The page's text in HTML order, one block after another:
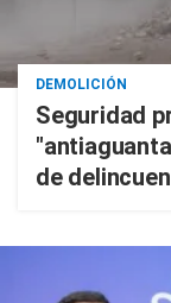
DEMOLICIÓN
Seguridad
de